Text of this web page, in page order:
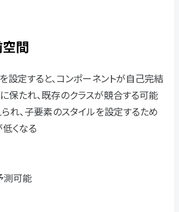
間
設定すると、コンポーネントが自己完結
保たれ、既存のクラスが競合する可能
れ、子要素のスタイルを設定するため
くなる
測可能